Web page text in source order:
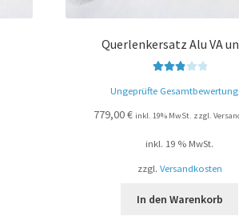
Querlenkersatz Alu VA
t mit
3.00
Ungeprüfte
779,00€ inkl. 19% MwSt. zzgl.
inkl. 19 % MwSt.
zzgl. Versandkosten
In den Warenkorb